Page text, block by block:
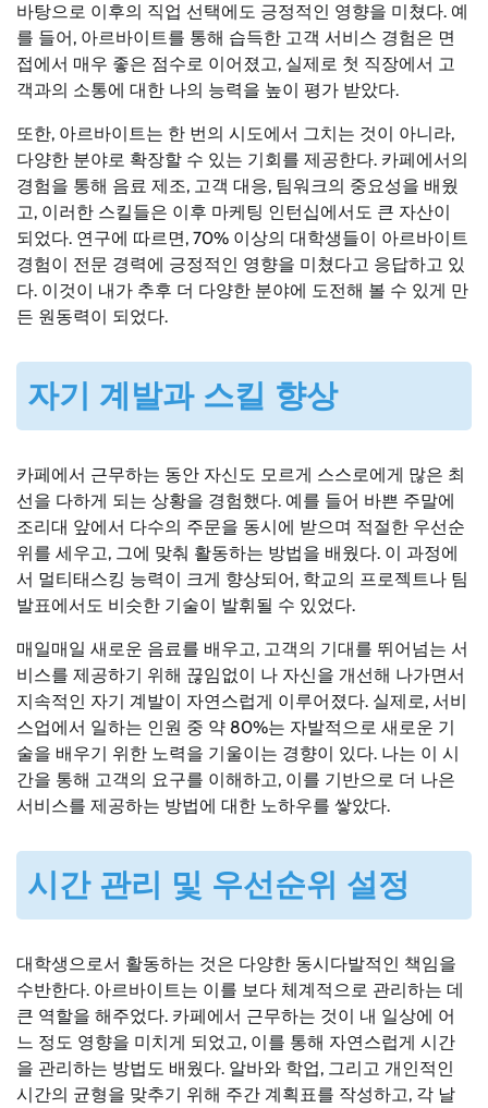
바탕으로 이후의 직업 선택에도 긍정적인 영향을 미쳤다. 예
를 들어, 아르바이트를 통해 습득한 고객 서비스 경험은 면
접에서 매우 좋은 점수로 이어졌고, 실제로 첫 직장에서 고
객과의 소통에 대한 나의 능력을 높이 평가 받았다.
또한, 아르바이트는 한 번의 시도에서 그치는 것이 아니라,
다양한 분야로 확장할 수 있는 기회를 제공한다. 카페에서의
경험을 통해 음료 제조, 고객 대응, 팀워크의 중요성을 배웠
고, 이러한 스킬들은 이후 마케팅 인턴십에서도 큰 자산이
되었다. 연구에 따르면, 70% 이상의 대학생들이 아르바이트
경험이 전문 경력에 긍정적인 영향을 미쳤다고 응답하고 있
다. 이것이 내가 추후 더 다양한 분야에 도전해 볼 수 있게 만
든 원동력이 되었다.
자기 계발과 스킬 향상
카페에서 근무하는 동안 자신도 모르게 스스로에게 많은 최
선을 다하게 되는 상황을 경험했다. 예를 들어 바쁜 주말에
조리대 앞에서 다수의 주문을 동시에 받으며 적절한 우선순
위를 세우고, 그에 맞춰 활동하는 방법을 배웠다. 이 과정에
서 멀티태스킹 능력이 크게 향상되어, 학교의 프로젝트나 팀
발표에서도 비슷한 기술이 발휘될 수 있었다.
매일매일 새로운 음료를 배우고, 고객의 기대를 뛰어넘는 서
비스를 제공하기 위해 끊임없이 나 자신을 개선해 나가면서
지속적인 자기 계발이 자연스럽게 이루어졌다. 실제로, 서비
스업에서 일하는 인원 중 약 80%는 자발적으로 새로운 기
술을 배우기 위한 노력을 기울이는 경향이 있다. 나는 이 시
간을 통해 고객의 요구를 이해하고, 이를 기반으로 더 나은
서비스를 제공하는 방법에 대한 노하우를 쌓았다.
시간 관리 및 우선순위 설정
대학생으로서 활동하는 것은 다양한 동시다발적인 책임을
수반한다. 아르바이트는 이를 보다 체계적으로 관리하는 데
큰 역할을 해주었다. 카페에서 근무하는 것이 내 일상에 어
느 정도 영향을 미치게 되었고, 이를 통해 자연스럽게 시간
을 관리하는 방법도 배웠다. 알바와 학업, 그리고 개인적인
시간의 균형을 맞추기 위해 주간 계획표를 작성하고, 각 날